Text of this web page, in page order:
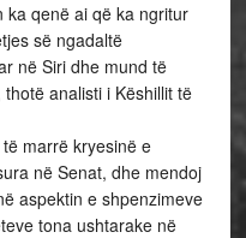
ka qenë ai që ka ngritur
së ngadaltë
në Siri dhe mund të
analisti i Këshillit të
marrë kryesinë e
në Senat, dhe mendoj
aspektin e shpenzimeve
tona ushtarake në